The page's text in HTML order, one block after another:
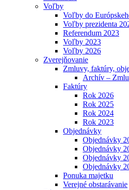
Voľby
Voľby do
Voľby prezidenta
Referendum 2023
Voľby 2023
Voľby 2026
Zverejňovanie
Zmluvy, faktúry,
Archív –
Faktúry
Rok 2026
Rok 2025
Rok 2024
Rok 2023
Objednávky
Objednávky
Objednávky
Objednávky
Objednávky
Ponuka majetku
Verejné obstarávanie